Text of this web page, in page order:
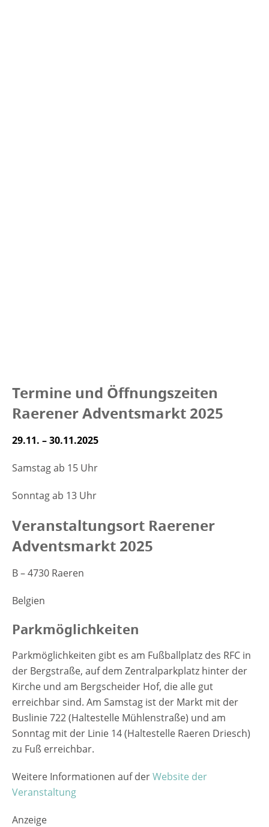
Termine und Öffnungszeiten
Raerener Adventsmarkt 2025
29.11. – 30.11.2025
Samstag ab 15 Uhr
Sonntag ab 13 Uhr
Veranstaltungsort Raerener
Adventsmarkt 2025
B – 4730 Raeren
Belgien
Parkmöglichkeiten
Parkmöglichkeiten gibt es am Fußballplatz des RFC in
der Bergstraße, auf dem Zentralparkplatz hinter der
Kirche und am Bergscheider Hof, die alle gut
erreichbar sind. Am Samstag ist der Markt mit der
Buslinie 722 (Haltestelle Mühlenstraße) und am
Sonntag mit der Linie 14 (Haltestelle Raeren Driesch)
zu Fuß erreichbar.
Weitere Informationen auf derWebsite der
Veranstaltung
Anzeige